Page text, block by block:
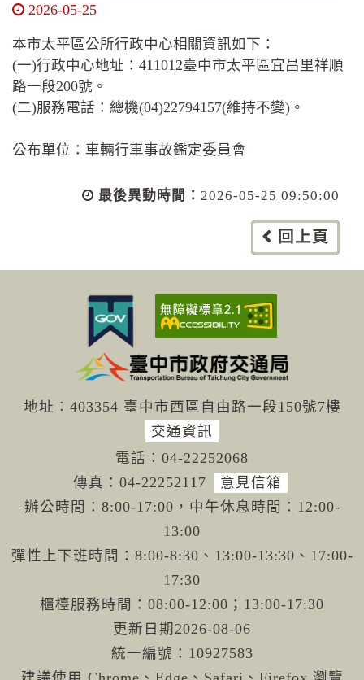
2026-05-25
本市太平區公所行政中心相關資訊如下：
(一)行政中心地址：411012臺中市太平區宜昌里祥順
路一段200號。
(二)服務電話：總機(04)22794157(維持不變)。
公布單位：車輛行車事故鑑定委員會
最後異動時間： 2026-05-25 09:50:00
回上頁
地址︰403354 臺中市西區自由路一段150號7樓
交通資訊
電話︰04-22252068
傳真：04-22252117
意見信箱
辦公時間：8:00-17:00，中午休息時間：12:00-
13:00
彈性上下班時間：8:00-8:30、13:00-13:30、17:00-
17:30
櫃檯服務時間：08:00-12:00；13:00-17:30
更新日期 2026-08-06
統一編號：10927583